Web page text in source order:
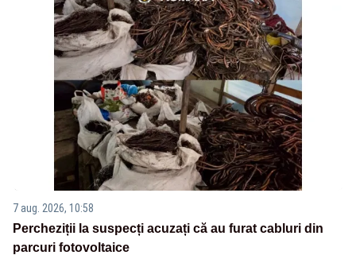
7 aug. 2026, 10:58
Percheziții la suspecți acuzați că au furat cabluri din
parcuri fotovoltaice